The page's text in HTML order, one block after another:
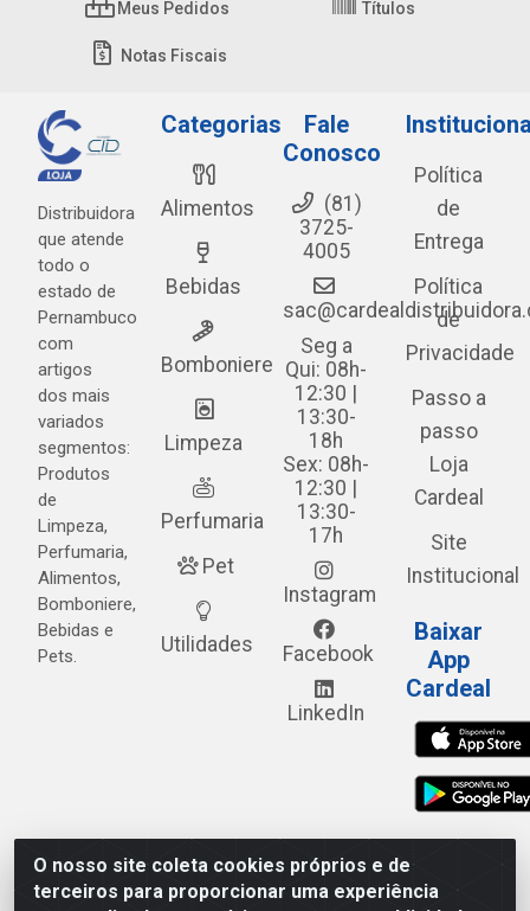
O nosso site coleta cookies próprios e de
terceiros para proporcionar uma experiência
Meus Pedidos Títulos
Notas Fiscais
Distribuidora
que atende
todo o
estado de
Pernambuco
com
artigos
dos mais
variados
segmentos:
Produtos
de
Limpeza,
Perfumaria,
Alimentos,
Bomboniere,
Bebidas e
Pets.
Categorias
Alimentos
Bebidas
Bomboniere
Limpeza
Perfumaria
Pet
Utilidades
Fale
Conosco
(81)
3725-
4005
Seg a
Qui: 08h-
12:30 |
13:30-
18h
Sex: 08h-
12:30 |
13:30-
17h
Instagram
Facebook
LinkedIn
Política
de
Entrega
Política
de
Privacidade
Passo a
passo
Loja
Cardeal
Site
Institucional
Baixar
App
Cardeal
Cardeal Distribuidora - Estrada Alto do Moura, 582 - Alto
do Moura - Caruaru/PE - CEP 55.040-120 - CNPJ